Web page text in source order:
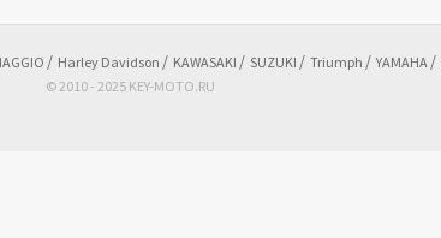
Harley Davidson KAWASAKI SUZUKI Triumph YAMAHA
© 2010 - 2025 KEY-MOTO.RU